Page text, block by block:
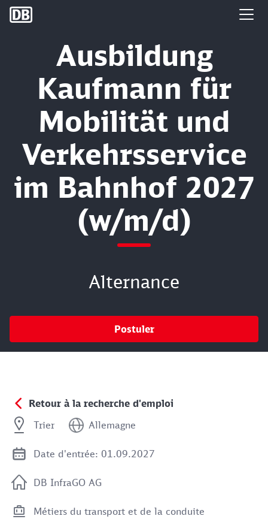
DB Group
Ausbildung
Kaufmann für
Mobilität und
Verkehrsservice
im Bahnhof 2027
(w/m/d)
Alternance
Postuler
Retour à la recherche d'emploi
Trier
Allemagne
Date d'entrée: 01.09.2027
DB InfraGO AG
Métiers du transport et de la conduite